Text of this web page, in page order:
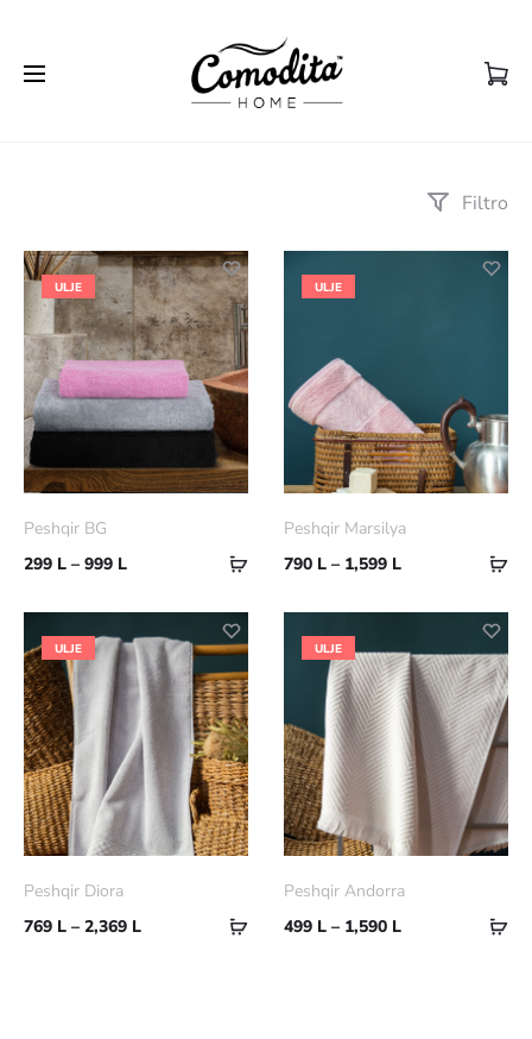
Filtro
ULJE
Përzgjidhni
Peshqir BG
299 L – 999 L
ULJE
Peshqir Marsilya
790 L – 1,599 L
ULJE
Përzgjidhni
Peshqir Diora
769 L – 2,369 L
ULJE
Peshqir Andorra
499 L – 1,590 L